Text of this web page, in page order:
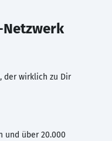
Netzwerk
der wirklich zu Dir
und über 20.000